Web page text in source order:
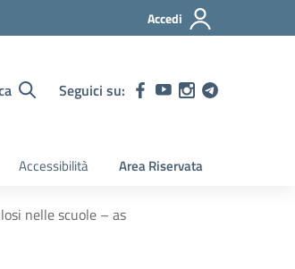
Accedi
Seguici su:
Accessibilità Area Riservata
nelle scuole – as